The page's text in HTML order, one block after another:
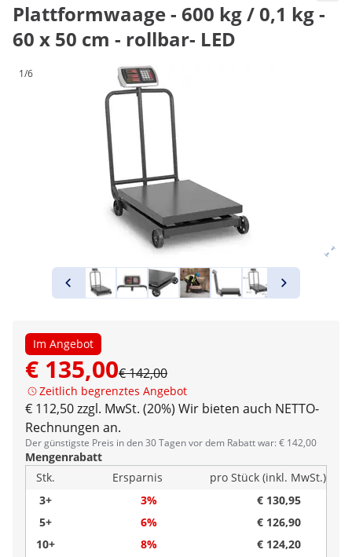
Plattformwaage - 600 kg / 0,1 kg -
60 x 50 cm - rollbar- LED
1/6
Im Angebot
€ 135,00€ 142,00
Zeitlich begrenztes Angebot
€ 112,50 zzgl. MwSt. (20%) Wir bieten auch NETTO-
Rechnungen an.
Der günstigste Preis in den 30 Tagen vor dem Rabatt war: € 142,00
Mengenrabatt
Stk.
Ersparnis
pro Stück (inkl. MwSt.)
3+
3%
€ 130,95
5+
6%
€ 126,90
10+
8% € 124,20